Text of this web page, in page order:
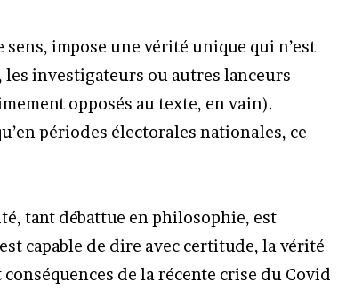
impose une vérité unique qui n’est
investigateurs ou autres lanceurs
opposés au texte, en vain).
périodes électorales nationales, ce
tant débattue en philosophie, est
capable de dire avec certitude, la vérité
de la récente crise du Covid